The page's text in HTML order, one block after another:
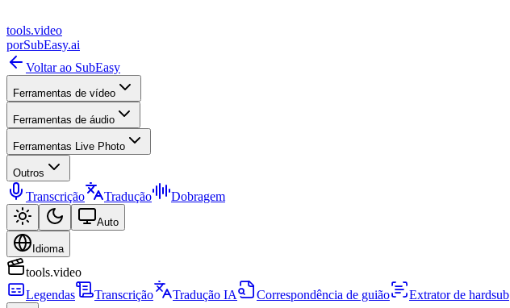
tools.video
porSubEasy.ai
Voltar ao SubEasy
Ferramentas de vídeo
Ferramentas de áudio
Ferramentas Live Photo
Outros
Transcrição Tradução Dobragem
Auto
Idioma
tools.video
Legendas
Transcrição Tradução IA Correspondência de guião Extrator de hardsub